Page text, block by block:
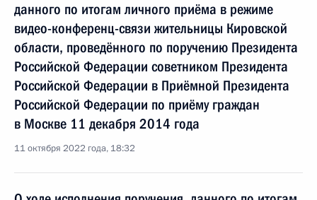
данного по итогам личного приёма в режиме
видео-конференц-связи жительницы Кировской
области, проведённого по поручению Президента
Российской Федерации советником Президента
Российской Федерации в Приёмной Президента
Российской Федерации по приёму граждан
в Москве 11 декабря 2014 года
11 октября 2022 года, 18:32